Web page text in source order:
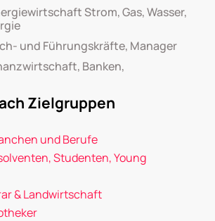
Strom, Gas, Wasser,
und Führungskräfte, Manager
Banken,
Zielgruppen
und Berufe
Studenten, Young
& Landwirtschaft